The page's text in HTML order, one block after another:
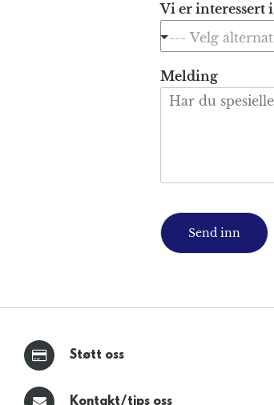
n
n
u
m
e
Vi er interessert i
Melding
Send inn
Støtt oss
Kontakt/tips oss